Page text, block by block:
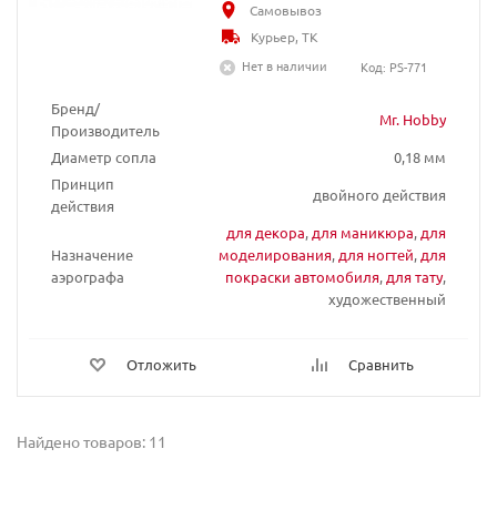
Бренд/
Производитель
Mr. Hobby
Диаметр сопла
0,18 мм
Принцип
действия
двойного действия
Назначение
аэрографа
для декора, для маникюра, для
моделирования, для ногтей, для
покраски автомобиля, для тату,
художественный
Отложить Сравнить
Самовывоз
Курьер, ТК
Нет в наличии
Код: PS-771
Найдено товаров: 11